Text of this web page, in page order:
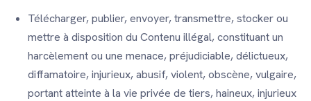
Télécharger, publier, envoyer, transmettre, stocker ou
mettre à disposition du Contenu illégal, constituant un
harcèlement ou une menace, préjudiciable, délictueux,
diffamatoire, injurieux, abusif, violent, obscène, vulgaire,
portant atteinte à la vie privée de tiers, haineux, injurieux